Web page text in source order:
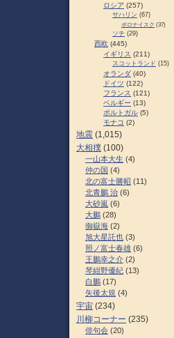
ロシア (257)
サハリン (67)
ポロナイスク (37)
ソチ (29)
西欧 (445)
イギリス (211)
スコットランド (15)
オランダ (40)
ドイツ (122)
フランス (121)
ベルギー (13)
ポルトガル (5)
モナコ (2)
地震 (1,015)
大相撲 (100)
一山本大生 (4)
仲の国 (4)
北の富士勝昭 (11)
北青鵬 治 (6)
大砂嵐 (6)
大鵬 (28)
御嶽海 (2)
旭大星託也 (3)
照ノ富士春雄 (6)
王鵬幸之介 (2)
琴紺野優紀 (13)
白鵬 (17)
矢後太規 (4)
宇宙 (234)
川柳コーナー (235)
俳句会 (20)